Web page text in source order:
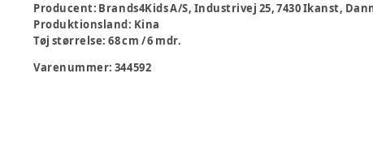
Producent: Brands4Kids A/S, Industrivej 25, 7430 Ikanst,
Produktionsland: Kina
Tøj størrelse:68 cm / 6 mdr.
Varenummer: 344592